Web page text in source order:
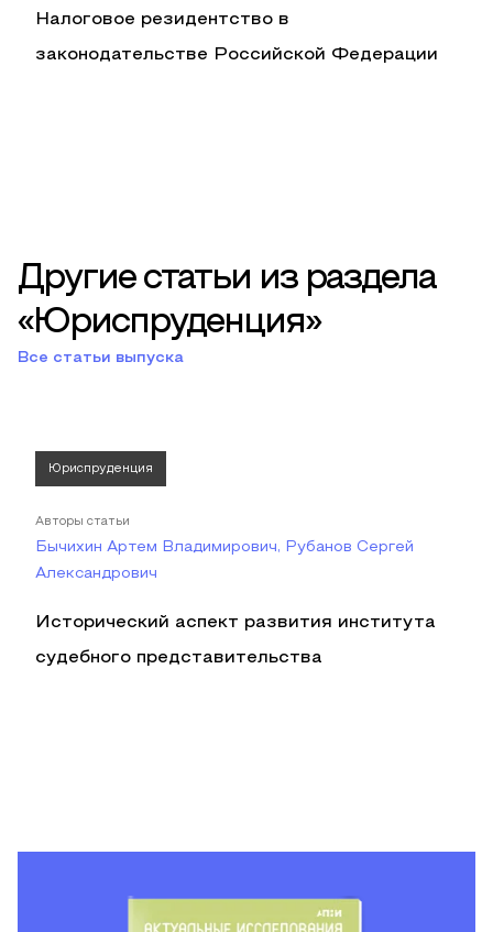
Налоговое резидентство в
законодательстве Российской Федерации
Другие статьи из раздела
«Юриспруденция»
Все статьи выпуска
Юриспруденция
Авторы статьи
Бычихин Артем Владимирович, Рубанов Сергей
Александрович
Исторический аспект развития института
судебного представительства